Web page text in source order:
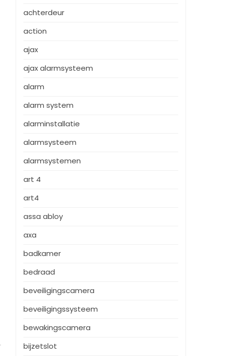
achterdeur
action
ajax
ajax alarmsysteem
alarm
alarm system
alarminstallatie
alarmsysteem
alarmsystemen
art 4
art4
assa abloy
axa
badkamer
bedraad
beveiligingscamera
beveiligingssysteem
bewakingscamera
bijzetslot